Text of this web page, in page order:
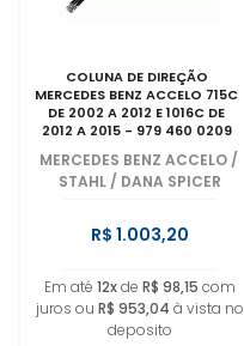
COLUNA DE DIREÇÃO
MERCEDES BENZ ACCELO 715C
DE 2002 A 2012 E 1016C DE
2012 A 2015 - 979 460 0209
MERCEDES BENZ ACCELO /
STAHL / DANA SPICER
R$ 1.003,20
Em até 12xde R$ 98,15 com
juros ou R$ 953,04 à vista no
deposito